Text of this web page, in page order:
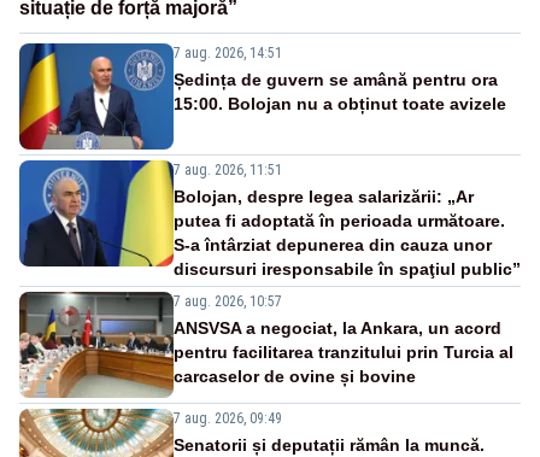
situație de forță majoră”
7 aug. 2026, 14:51
Ședința de guvern se amână pentru ora
15:00. Bolojan nu a obținut toate avizele
7 aug. 2026, 11:51
Bolojan, despre legea salarizării: „Ar
putea fi adoptată în perioada următoare.
S-a întârziat depunerea din cauza unor
discursuri iresponsabile în spaţiul public”
7 aug. 2026, 10:57
ANSVSA a negociat, la Ankara, un acord
pentru facilitarea tranzitului prin Turcia al
carcaselor de ovine și bovine
7 aug. 2026, 09:49
Senatorii și deputații rămân la muncă.